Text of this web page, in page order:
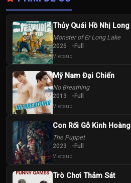
Thủy Quái Hồ Nhị Long
Monster of Er Long Lake
2025 Full
Vietsub
Mỹ Nam Đại Chiến
No Breathing
2013 Full
Vietsub
Con Rối Gỗ Kinh Hoàng
The Puppet
2023 Full
Vietsub
Trò Chơi Thảm Sát